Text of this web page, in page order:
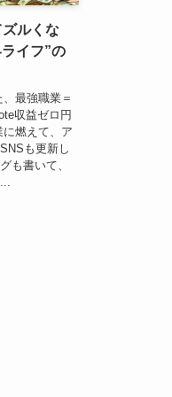
ズルくな
イフ”の
最強職業＝
収益ゼロ円
燃えて、ア
も更新し
も書いて、